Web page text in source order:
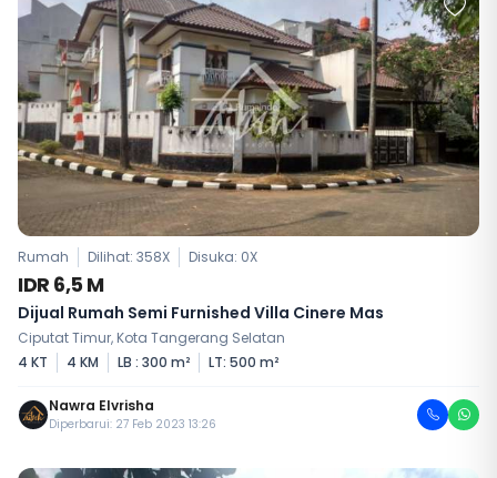
Rumah Dilihat: 358X Disuka: 0X
IDR 6,5 M
Dijual Rumah Semi Furnished Villa Cinere Mas
Ciputat Timur, Kota Tangerang Selatan
4 KT
4 KM LB : 300 m² LT: 500 m²
Nawra Elvrisha
Diperbarui: 27 Feb 2023 13:26